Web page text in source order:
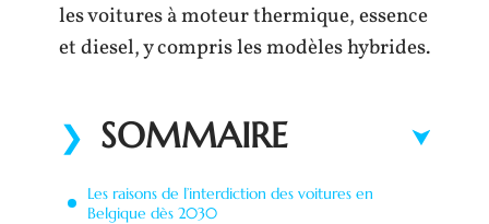
les voitures à moteur thermique, essence
et diesel, y compris les modèles hybrides.
SOMMAIRE
Les raisons de l’interdiction des voitures en
Belgique dès 2030